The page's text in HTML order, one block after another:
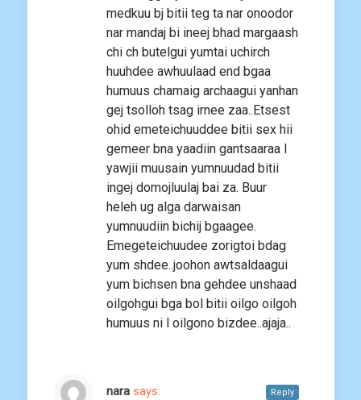
medkuu bj bitii teg ta nar onoodor
nar mandaj bi ineej bhad margaash
chi ch butelgui yumtai uchirch
huuhdee awhuulaad end bgaa
humuus chamaig archaagui yanhan
gej tsolloh tsag irnee zaa..Etsest
ohid emeteichuuddee bitii sex hii
gemeer bna yaadiin gantsaaraa l
yawjii muusain yumnuudad bitii
ingej domojluulaj bai za. Buur
heleh ug alga darwaisan
yumnuudiin bichij bgaagee.
Emegeteichuudee zorigtoi bdag
yum shdee..joohon awtsaldaagui
yum bichsen bna gehdee unshaad
oilgohgui bga bol bitii oilgo oilgoh
humuus ni l oilgono bizdee..ajaja..
nara says: Reply